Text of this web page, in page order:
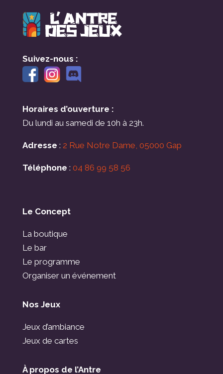
Suivez-nous :
Horaires d’ouverture :
Du lundi au samedi de 10h à 23h.
Adresse : 2 Rue Notre Dame, 05000 Gap
Téléphone : 04 86 99 58 56
Le Concept
La boutique
Le bar
Le programme
Organiser un événement
Nos Jeux
Jeux d’ambiance
Jeux de cartes
À propos de l’Antre